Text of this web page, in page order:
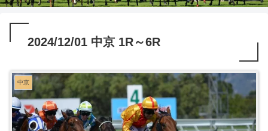
2024/12/01 中京 1R～6R
中京